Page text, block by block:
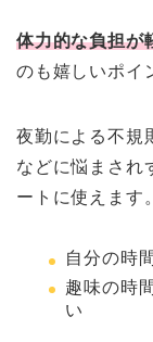
体力的な負担が
のも嬉しいポイ
夜勤による不規
などに悩まされ
ートに使えます。
自分の時
趣味の時
い